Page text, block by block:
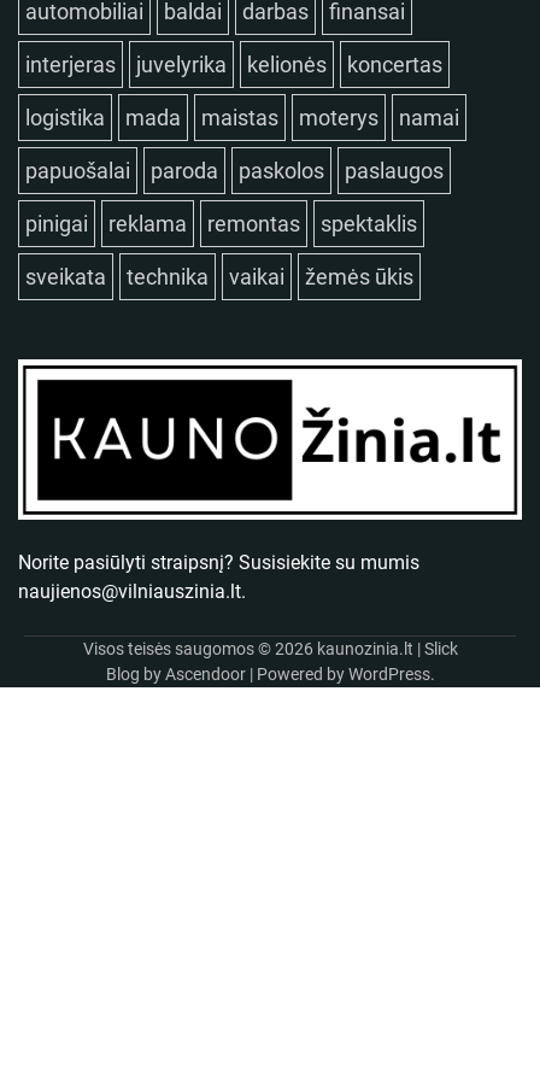
automobiliai baldai darbas finansai
interjeras juvelyrika kelionės koncertas
logistika mada maistas moterys namai
papuošalai paroda paskolos paslaugos
pinigai reklama remontas spektaklis
sveikata technika vaikai žemės ūkis
Norite pasiūlyti straipsnį? Susisiekite su mumis
naujienos@vilniauszinia.lt.
Visos teisės saugomos © 2026 kaunozinia.lt | Slick
Blog byAscendoor| Powered byWordPress.